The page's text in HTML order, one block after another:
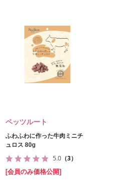
ペッツルート
ふわふわに作った牛肉ミニチ
ュロス 80g
5.0 （3）
[会員のみ価格公開]